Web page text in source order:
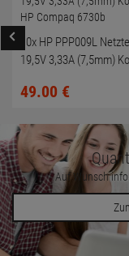
10x HP PPP009L
19,5V 3,33A (7,5mm)
49.00 €
Auf Wunsch